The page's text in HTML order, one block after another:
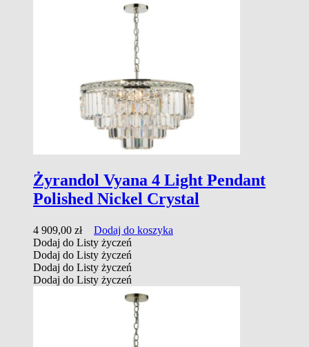
Żyrandol Vyana 4 Light Pendant
Polished Nickel Crystal
4 909,00 zł
Dodaj do koszyka
Dodaj do Listy życzeń
Dodaj do Listy życzeń
Dodaj do Listy życzeń
Dodaj do Listy życzeń